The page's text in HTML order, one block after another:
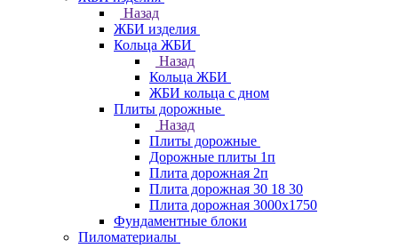
Назад
ЖБИ изделия
Кольца ЖБИ
Назад
Кольца ЖБИ
ЖБИ кольца с дном
Плиты дорожные
Назад
Плиты дорожные
Дорожные плиты 1п
Плита дорожная 2п
Плита дорожная 30 18 30
Плита дорожная 3000х1750
Фундаментные блоки
Пиломатериалы